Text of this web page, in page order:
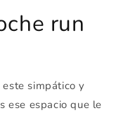
run
este simpático y
ese espacio que le